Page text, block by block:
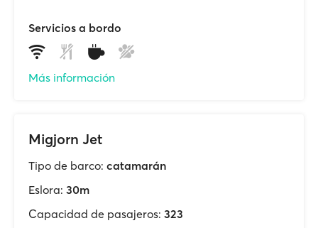
Servicios a bordo
Más información
Migjorn Jet
Tipo de barco: catamarán
Eslora: 30m
Capacidad de pasajeros: 323